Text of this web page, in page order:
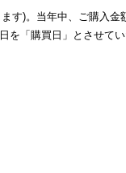
す)。当年中、ご購入金
「購買日」とさせてい